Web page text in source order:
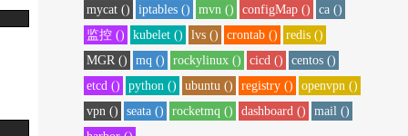
mycat ()
iptables () mvn () configMap ()
ca ()
监控 ()
kubelet () lvs () crontab ()
redis ()
MGR ()
mq () rockylinux () cicd ()
centos ()
etcd ()
python () ubuntu () registry ()
openvpn ()
vpn ()
seata () rocketmq () dashboard ()
mail ()